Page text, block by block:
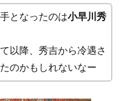
となったのは小早川秀
以降、秀吉から冷遇さ
のかもしれないなー